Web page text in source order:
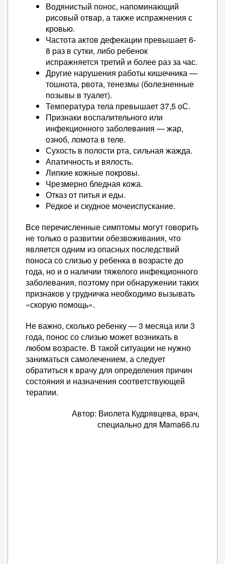
Водянистый понос, напоминающий
рисовый отвар, а также испражнения с
кровью.
Частота актов дефекации превышает 6-
8 раз в сутки, либо ребенок
испражняется третий и более раз за час.
Другие нарушения работы кишечника —
тошнота, рвота, тенезмы (болезненные
позывы в туалет).
Температура тела превышает 37,5 оС.
Признаки воспалительного или
инфекционного заболевания — жар,
озноб, ломота в теле.
Сухость в полости рта, сильная жажда.
Апатичность и вялость.
Липкие кожные покровы.
Чрезмерно бледная кожа.
Отказ от питья и еды.
Редкое и скудное мочеиспускание.
Все перечисленные симптомы могут говорить
не только о развитии обезвоживания, что
является одним из опасных последствий
поноса со слизью у ребенка в возрасте до
года, но и о наличии тяжелого инфекционного
заболевания, поэтому при обнаружении таких
признаков у грудничка необходимо вызывать
«скорую помощь».
Не важно, сколько ребенку — 3 месяца или 3
года, понос со слизью может возникать в
любом возрасте. В такой ситуации не нужно
заниматься самолечением, а следует
обратиться к врачу для определения причин
состояния и назначения соответствующей
терапии.
Автор: Виолета Кудрявцева, врач,
специально для Mama66.ru